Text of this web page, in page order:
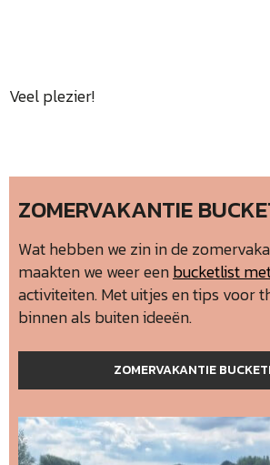
Veel plezier!
ZOMERVAKANTIE
Wat hebben we zin in de
maakten we weer eenbucketlist
activiteiten. Met uitjes en tips voor
binnen als buiten ideeën.
ZOMERVAKANTIE